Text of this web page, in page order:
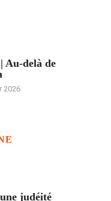
Au-delà de
2026
judéité